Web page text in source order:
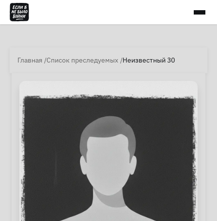
Главная Список преследуемых Неизвестный 30